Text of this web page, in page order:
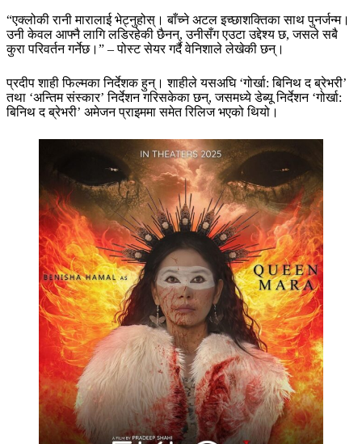
“एक्लोकी रानी मारालाई भेट्नुहोस्। बाँच्ने अटल इच्छाशक्तिका साथ पुनर्जन्म।
उनी केवल आफ्नै लागि लडिरहेकी छैनन्, उनीसँग एउटा उद्देश्य छ, जसले सबै
कुरा परिवर्तन गर्नेछ।” – पोस्ट सेयर गर्दै वेनिशाले लेखेकी छन्।
प्रदीप शाही फिल्मका निर्देशक हुन्। शाहीले यसअघि ‘गोर्खा: बिनिथ द ब्रेभरी’
तथा ‘अन्तिम संस्कार’ निर्देशन गरिसकेका छन्, जसमध्ये डेब्यू निर्देशन ‘गोर्खा:
बिनिथ द ब्रेभरी’ अमेजन प्राइममा समेत रिलिज भएको थियो।